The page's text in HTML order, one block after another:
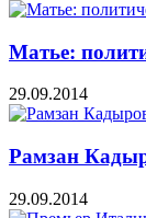
Матье:
29.09.2014
Рамзан
29.09.2014